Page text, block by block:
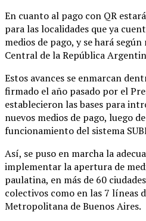
En cuanto al pago con QR
para las localidades que ya
medios de pago, y se hará
Central de la República
Estos avances se enmarcan
firmado el año pasado por el
establecieron las bases para
nuevos medios de pago, luego
funcionamiento del sistema
Así, se puso en marcha la
implementar la apertura de
paulatina, en más de 60
colectivos como en las 7 líneas
Metropolitana de Buenos Aires.